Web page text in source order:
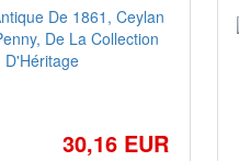
30,16 EUR